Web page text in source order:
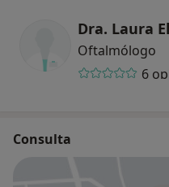
Dra. Laura
Oftalmólogo
6
Consulta